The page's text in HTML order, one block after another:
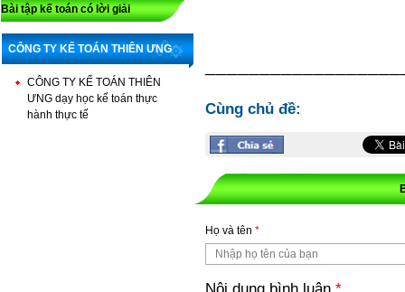
Bài tập kế toán có lời giải
CÔNG TY KẾ TOÁN THIÊN ƯNG
CÔNG TY KẾ TOÁN THIÊN
ƯNG dạy học kế toán thực
hành thực tế
Cùng chủ đề:
Họ và tên *
Nội dung bình luận *